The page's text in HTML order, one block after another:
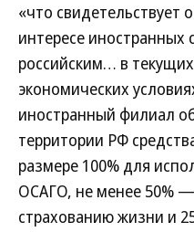
«что свидетельствует
интересе иностранных
российским… в
экономических
иностранный филиал
территории РФ
размере 100% для
ОСАГО, не менее 50%
страхованию жизни и